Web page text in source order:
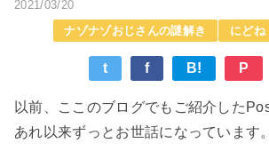
2021/03/20
ナゾナゾおじさんの謎解き
にどね
t f B! P
以前、ここのブログでもご紹介した
あれ以来ずっとお世話になっています。